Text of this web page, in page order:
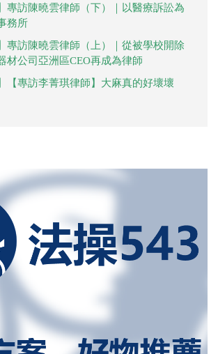
專訪陳曉雲律師（下）｜以醫療訴訟為
務所
專訪陳曉雲律師（上）｜從被學校開除
材公司亞洲區CEO再成為律師
【專訪李菁琪律師】大麻真的好壞壞